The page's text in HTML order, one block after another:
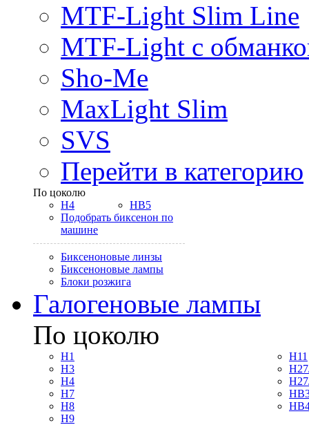
MTF-Light Slim Line
MTF-Light с
Sho-Me
MaxLight Slim
SVS
Перейти в категорию
По цоколю
H4
HB5
Подобрать биксенон по
машине
Биксеноновые линзы
Биксеноновые лампы
Блоки розжига
Галогеновые лампы
По цоколю
H1
H3
H4
H7
H8
H9
H11